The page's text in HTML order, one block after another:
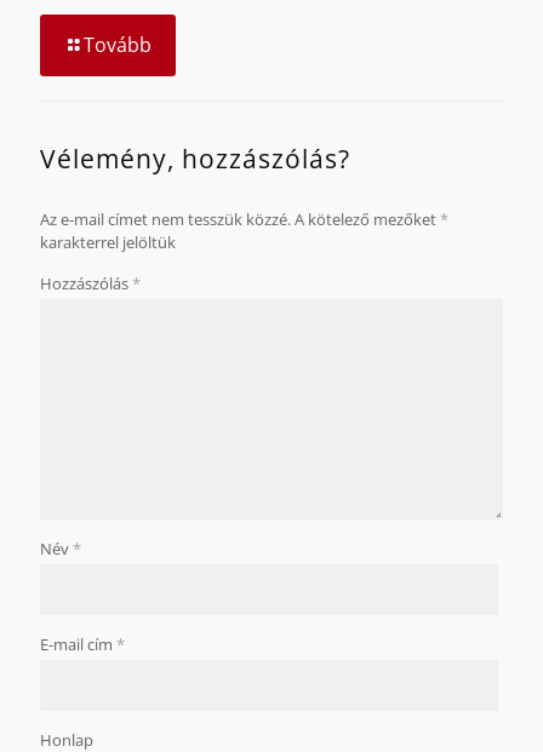
Tovább
Vélemény, hozzászólás?
Az e-mail címet nem tesszük közzé.A kötelező mezőket*
karakterrel jelöltük
Hozzászólás*
Név*
E-mail cím *
Honlap